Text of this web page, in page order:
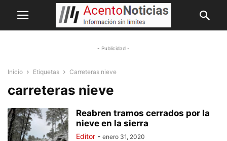
- Publicidad -
Inicio Etiquetas Carreteras nieve
carreteras nieve
Reabren tramos cerrados por la
nieve en la sierra
Editor - enero 31, 2020